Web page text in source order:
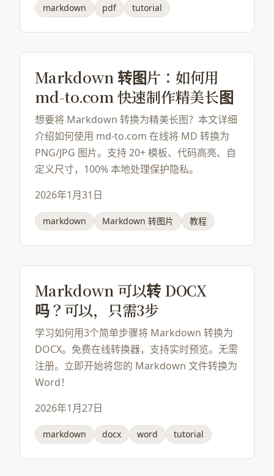
markdown pdf tutorial
Markdown 转图片：如何用
md-to.com 快速制作精美长图
想要将 Markdown 转换为精美长图？本文详细
介绍如何使用 md-to.com 在线将 MD 转换为
PNG/JPG 图片。支持 20+ 模板、代码高亮、自
定义尺寸，100% 本地处理保护隐私。
2026年1月31日
markdown Markdown 转图片 教程
Markdown 可以转 DOCX
吗？可以，只需3步
学习如何用3个简单步骤将 Markdown 转换为
DOCX。免费在线转换器，支持实时预览。无需
注册。立即开始将您的 Markdown 文件转换为
Word！
2026年1月27日
markdown docx word tutorial